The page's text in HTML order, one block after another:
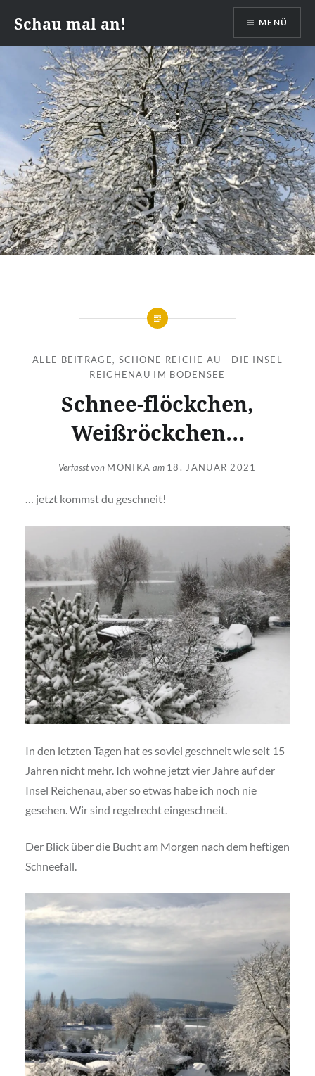
Inhalt
springen
Schau mal an! MENÜ
ALLE BEITRÄGE, SCHÖNE REICHE AU - DIE INSEL
REICHENAU IM BODENSEE
Schnee-flöckchen,
Weißröckchen…
Verfasst von MONIKA am 18. JANUAR 2021
… jetzt kommst du geschneit!
In den letzten Tagen hat es soviel geschneit wie seit 15
Jahren nicht mehr. Ich wohne jetzt vier Jahre auf der
Insel Reichenau, aber so etwas habe ich noch nie
gesehen. Wir sind regelrecht eingeschneit.
Der Blick über die Bucht am Morgen nach dem heftigen
Schneefall.